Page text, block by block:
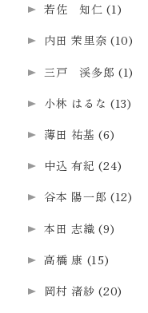
若佐 知仁 (1)
内田 茉里奈 (10)
三戸 渓多郎 (1)
小林 はるな (13)
薄田 祐基 (6)
中込 有紀 (24)
谷本 陽一郎 (12)
本田 志織 (9)
高橋 康 (15)
岡村 渚紗 (20)